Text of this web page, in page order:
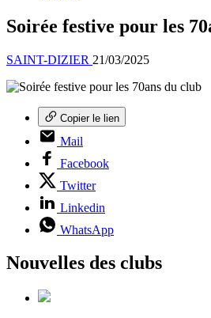
Soirée festive pour les
SAINT-DIZIER 21/03/2025
Copier le lien
Mail
Facebook
Twitter
Linkedin
WhatsApp
Nouvelles des clubs